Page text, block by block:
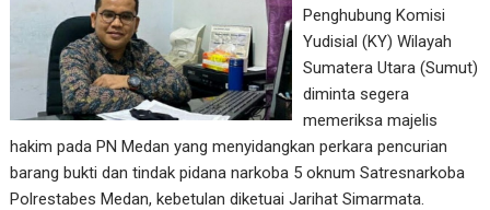
Penghubung Komisi
Yudisial (KY) Wilayah
Sumatera Utara (Sumut)
diminta segera
memeriksa majelis
hakim pada PN Medan yang menyidangkan perkara pencurian
barang bukti dan tindak pidana narkoba 5 oknum Satresnarkoba
Polrestabes Medan, kebetulan diketuai Jarihat Simarmata.